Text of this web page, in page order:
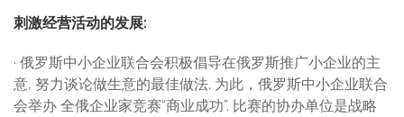
刺激经营活动的发展:
· 俄罗斯中小企业联合会积极倡导在俄罗斯推广小企业的主
意, 努力谈论做生意的最佳做法. 为此，俄罗斯中小企业联合
会举办 全俄企业家竞赛“商业成功”. 比赛的协办单位是战略